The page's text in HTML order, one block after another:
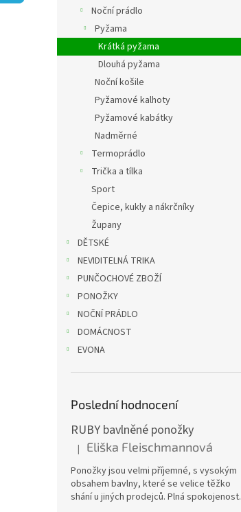
l
Noční prádlo
Pyžama
Krátká pyžama
Dlouhá pyžama
Noční košile
Pyžamové kalhoty
Pyžamové kabátky
Nadměrné
Termoprádlo
Trička a tílka
Sport
Čepice, kukly a nákrčníky
Župany
DĚTSKÉ
NEVIDITELNÁ TRIKA
PUNČOCHOVÉ ZBOŽÍ
PONOŽKY
NOČNÍ PRÁDLO
DOMÁCNOST
EVONA
Poslední hodnocení
RUBY bavlněné ponožky
Hodnocení produktu je 5 z 5 hvězdiček.
| Eliška Fleischmannová
Ponožky jsou velmi příjemné, s vysokým
obsahem bavlny, které se velice těžko
shání u jiných prodejců. Plná spokojenost.